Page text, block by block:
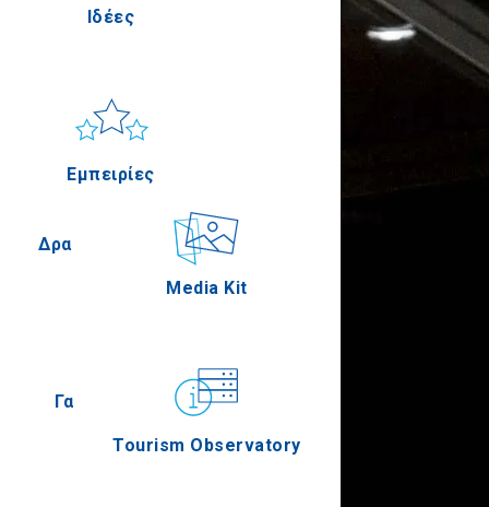
Δραστηριότητες
Γαστρονομία
Media Kit
Tourism Observatory
Ιδέες
Εμπειρίες